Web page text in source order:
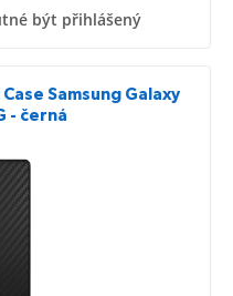
být přihlášený
Samsung Galaxy
- černá